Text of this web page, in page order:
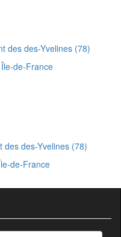
des des-Yvelines (78)
de-France
des des-Yvelines (78)
de-France